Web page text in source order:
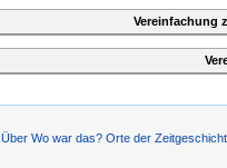
Vereinfachung
Über Wo war das? Orte der